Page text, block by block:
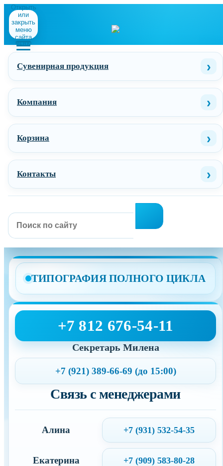
Открыть
или
закрыть
меню
сайта
МЕНЮ
Сувенирная продукция
Компания
Корзина
Контакты
ТИПОГРАФИЯ ПОЛНОГО ЦИКЛА
+7 812 676-54-11
Секретарь Милена
+7 (921) 389-66-69 (до 15:00)
Связь с менеджерами
Алина +7 (931) 532-54-35
Екатерина +7 (909) 583-80-28